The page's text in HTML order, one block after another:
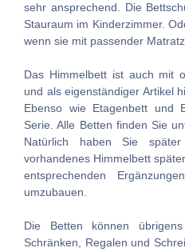
sehr ansprechend. Die
Stauraum im Kinderzimmer.
wenn sie mit passender
Das Himmelbett ist auch mit
und als eigenständiger Artikel
Ebenso wie Etagenbett und
Serie. Alle Betten finden Sie
Natürlich haben Sie
vorhandenes Himmelbett
entsprechenden
umzubauen.
Die Betten können
Schränken, Regalen und